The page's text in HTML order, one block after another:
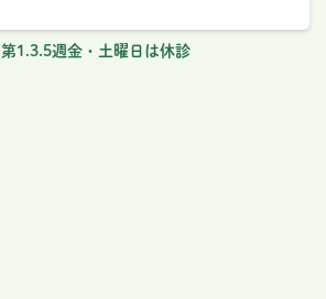
第1.3.5週金・土曜日は休診